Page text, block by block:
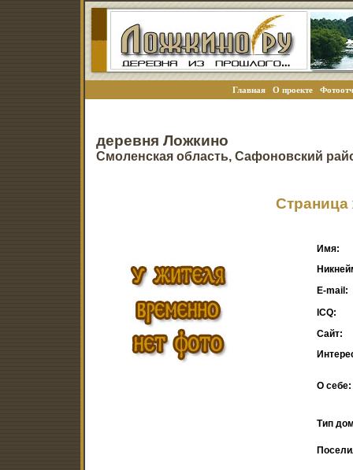
Главная О проекте
деревня Ложкино
Смоленская область, Сафоновский
Страница
Имя:
E-mail:
ICQ:
Сайт:
О себе:
Тип